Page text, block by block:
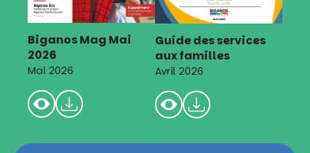
Biganos Mag Mai
2026
Mai 2026
Guide des services
aux familles
Avril 2026